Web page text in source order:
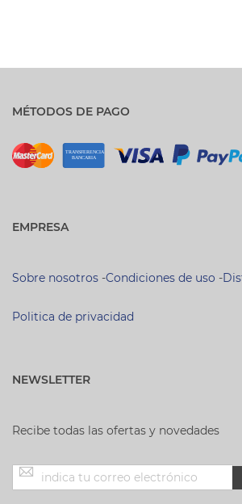
MÉTODOS DE PAGO
EMPRESA
Sobre nosotros -Condiciones de uso -
Politica de privacidad
NEWSLETTER
Recibe todas las ofertas y novedades
Inscríbase